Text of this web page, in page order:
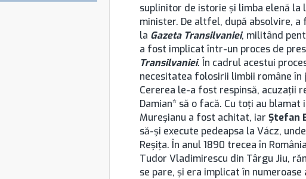
suplinitor de istorie și limba elenă
minister. De altfel, după absolvire,
la Gazeta Transilvaniei, militând
a fost implicat într-un proces de
Transilvaniei. În cadrul acestui
necesitatea folosirii limbii române
Cererea le-a fost respinsă, acuzaţii
Damian* să o facă. Cu toţi au
Mureşianu a fost achitat, iar Ştefan
să-şi execute pedeapsa la Vácz,
Reşiţa. În anul 1890 trecea în
Tudor Vladimirescu din Târgu Jiu,
se pare, și era implicat în